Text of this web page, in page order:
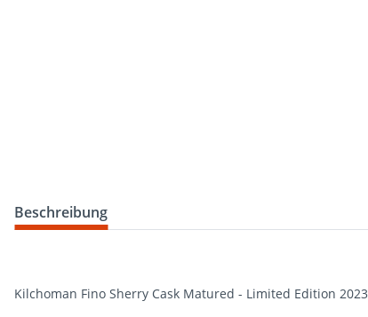
weitere Registerkarten anzeigen
Beschreibung
Kilchoman Fino Sherry Cask Matured - Limited Edition 2023